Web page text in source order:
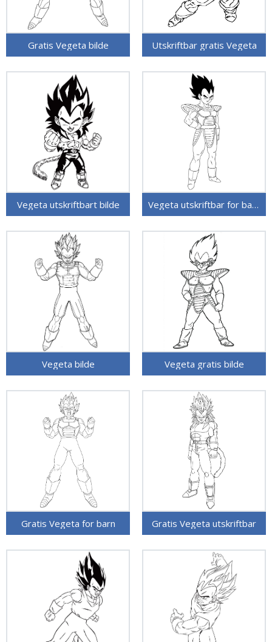
Gratis Vegeta bilde Utskriftbar gratis Vegeta
Vegeta utskriftbart bilde Vegeta utskriftbar for barn
Vegeta bilde Vegeta gratis bilde
Gratis Vegeta for barn Gratis Vegeta utskriftbar